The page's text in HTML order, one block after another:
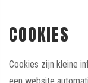
COOKIES
Cookies zijn kleine
een website